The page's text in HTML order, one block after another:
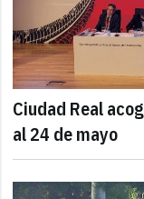
Ciudad Real
al 24 de mayo